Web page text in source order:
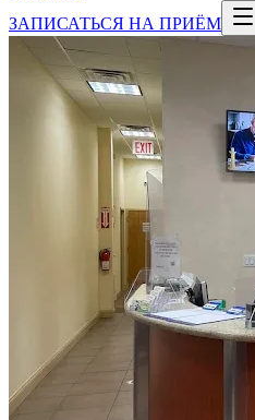
ЗАПИСАТЬСЯ НА ПРИЁМ